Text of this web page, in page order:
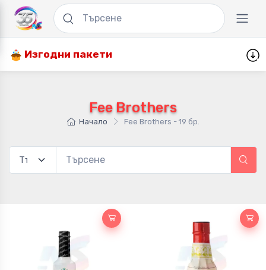
Изгодни пакети
Fee Brothers
Начало Fee Brothers - 19 бр.